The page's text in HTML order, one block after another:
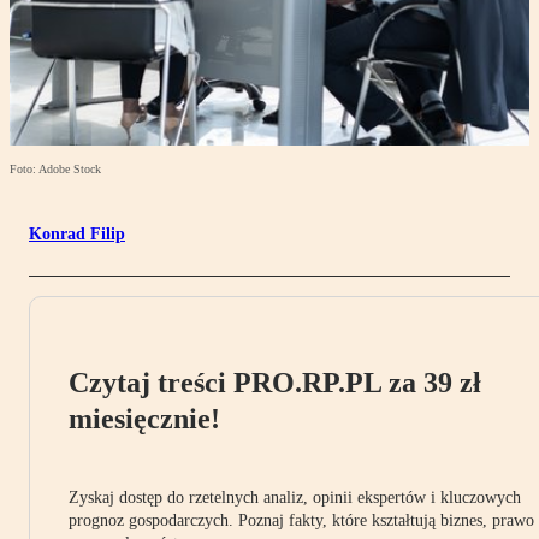
Foto: Adobe Stock
Konrad Filip
Czytaj treści PRO.RP.PL za 39 zł
miesięcznie!
Zyskaj dostęp do rzetelnych analiz, opinii ekspertów i kluczowych
prognoz gospodarczych. Poznaj fakty, które kształtują biznes, prawo